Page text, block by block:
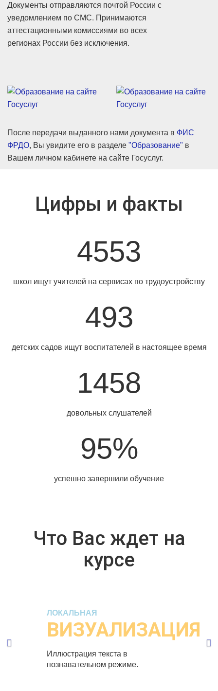
Документы отправляются почтой России с
уведомлением по СМС. Принимаются
аттестационными комиссиями во всех
регионах России без исключения.
После передачи выданного нами документа в ФИС
ФРДО, Вы увидите его в разделе "Образование" в
Вашем личном кабинете на сайте Госуслуг.
Цифры и факты
4553
школ ищут учителей на сервисах по трудоустройству
493
детских садов ищут воспитателей в настоящее время
1458
довольных слушателей
95%
успешно завершили обучение
Что Вас ждет на
курсе
ЛОКАЛЬНАЯ
ВИЗУАЛИЗАЦИЯ
Иллюстрация текста в
познавательном режиме.